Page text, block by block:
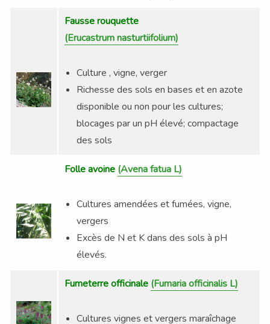
Fausse rouquette
(Erucastrumnasturtiifolium)
Culture , vigne, verger
Richesse des sols en bases et en azote
disponible ou non pour les cultures;
blocages par un pH élevé; compactage
des sols
Folle avoine (Avenafatua L)
Cultures amendées et fumées, vigne,
vergers
Excès de N et K dans des sols à pH
élevés.
Fumeterre officinale (Fumaria officinalis L)
Cultures vignes et vergers maraîchage